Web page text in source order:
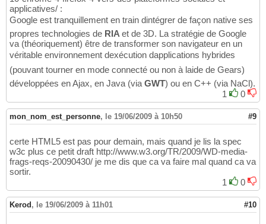
applicatives/ :
Google est tranquillement en train dintégrer de façon native ses
propres technologies de RIA et de 3D. La stratégie de Google
va (théoriquement) être de transformer son navigateur en un
véritable environnement dexécution dapplications hybrides
(pouvant tourner en mode connecté ou non à laide de Gears)
développées en Ajax, en Java (via GWT) ou en C++ (via NaCl).
1
0
mon_nom_est_personne, le 19/06/2009 à 10h50 #9
certe HTML5 est pas pour demain, mais quand je lis la spec
w3c plus ce petit draft http://www.w3.org/TR/2009/WD-media-
frags-reqs-20090430/ je me dis que ca va faire mal quand ca va
sortir.
1
0
Kerod , le 19/06/2009 à 11h01 #10